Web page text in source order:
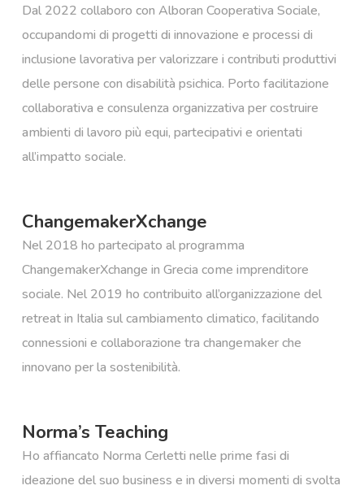
Dal 2022 collaboro con Alboran Cooperativa Sociale,
occupandomi di progetti di innovazione e processi di
inclusione lavorativa per valorizzare i contributi produttivi
delle persone con disabilità psichica. Porto facilitazione
collaborativa e consulenza organizzativa per costruire
ambienti di lavoro più equi, partecipativi e orientati
all’impatto sociale. ​
ChangemakerXchange
Nel 2018 ho partecipato al programma
ChangemakerXchange in Grecia come imprenditore
sociale. Nel 2019 ho contribuito all’organizzazione del
retreat in Italia sul cambiamento climatico, facilitando
connessioni e collaborazione tra changemaker che
innovano per la sostenibilità.
Norma’s Teaching
Ho affiancato Norma Cerletti nelle prime fasi di
ideazione del suo business e in diversi momenti di svolta